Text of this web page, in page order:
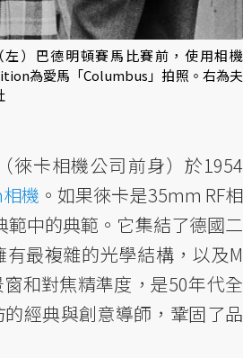
左）巴德明頓賽馬比賽前，使用相機
為愛馬「Columbus」拍照。右為夫
（徠卡相機公司前身）於1954
機 。如果徠卡是35mm RF相
範中的典範。它集結了德國二
最複雜的光學結構，以及M
和對焦精準度，是50年代全
經典與創意導師，鞏固了品